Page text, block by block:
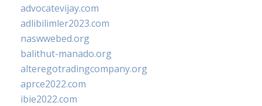
advocatevijay.com
adlibilimler2023.com
naswwebed.org
balithut-manado.org
alteregotradingcompany.org
aprce2022.com
ibie2022.com